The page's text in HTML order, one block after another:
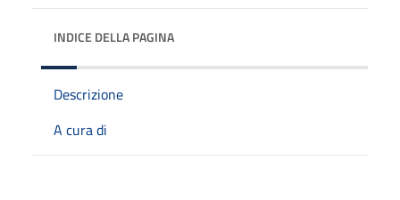
INDICE DELLA PAGINA
Descrizione
A cura di